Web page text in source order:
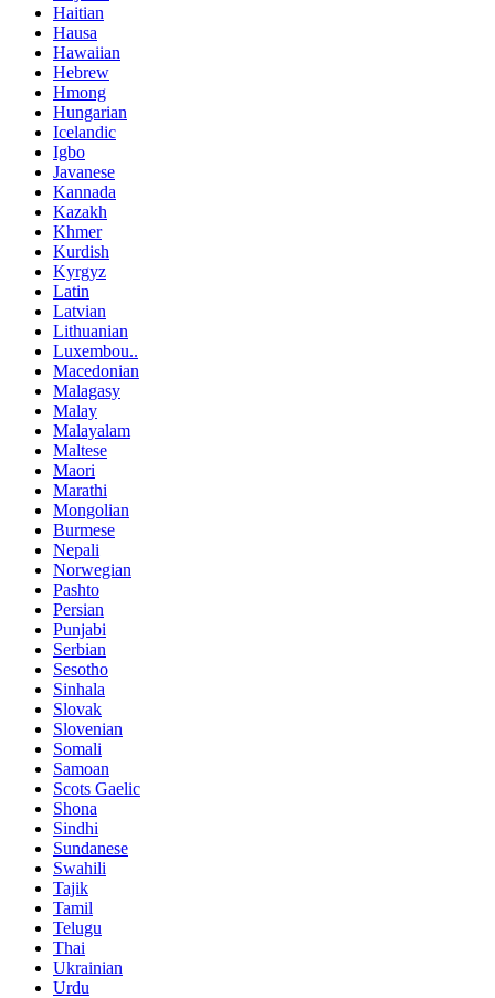
Haitian
Hausa
Hawaiian
Hebrew
Hmong
Hungarian
Icelandic
Igbo
Javanese
Kannada
Kazakh
Khmer
Kurdish
Kyrgyz
Latin
Latvian
Lithuanian
Luxembou..
Macedonian
Malagasy
Malay
Malayalam
Maltese
Maori
Marathi
Mongolian
Burmese
Nepali
Norwegian
Pashto
Persian
Punjabi
Serbian
Sesotho
Sinhala
Slovak
Slovenian
Somali
Samoan
Scots Gaelic
Shona
Sindhi
Sundanese
Swahili
Tajik
Tamil
Telugu
Thai
Ukrainian
Urdu